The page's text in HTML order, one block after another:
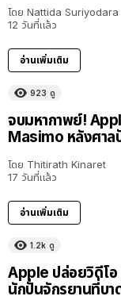
โดย Nattida Suriyodara
12 วันที่แล้ว
อ่านเพิ่มเติม
923 ดู
จบมหากาพย์!
Masimo หลังศา
โดย Thitirath Kinaret
17 วันที่แล้ว
อ่านเพิ่มเติม
1.2k ดู
Apple ปล่อยวิดีโ
นักปั่นจักรยานที่บา